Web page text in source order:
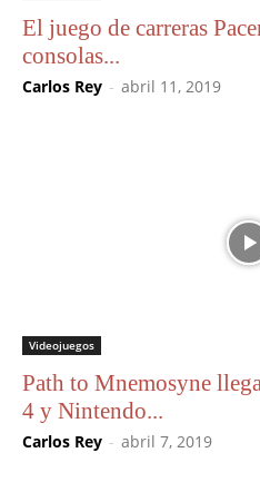
El juego de carreras
consolas...
Carlos Rey - abril 11, 2019
Videojuegos
Path to Mnemosyne
4 y Nintendo...
Carlos Rey - abril 7, 2019